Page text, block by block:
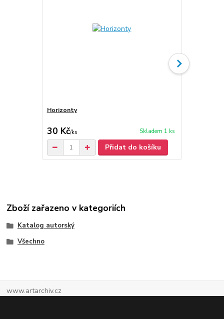
Horizonty
30 Kč/ks Skladem 1 ks
Přidat do košíku
Zboží zařazeno v kategoriích
Katalog autorský
Všechno
www.artarchiv.cz